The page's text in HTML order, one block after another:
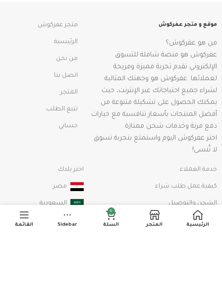
موقع و متجر عفركوش
من هو عفركوش؟
عفركوش هو منصة شاملة للتسوق
الإلكتروني تقدم تجربة مميزة ومريحة
لعملائها. عفركوش هو وجهتك المثالية
لشراء جميع احتياجاتك عبر الإنترنت، حيث
يمكنك الحصول على تشكيلة متنوعة من
أفضل المنتجات بأسعار تنافسية مع خيارات
دفع مرنة وخدمات شحن ممتازة.
اختر عفركوش اليوم واستمتع بتجربة تسوق
لا تُنسى!
متجر عفركوش
الرئيسية
من نحن
اتصل بنا
المتجر
تتبع الطلب
حسابي
خدمة العملاء
كيفية عمل طلب شراء
الشحن والتوصيل
الإستبدال و الإسترداد
اختر بلدك
مصر
السعودية
الرئيسية المتجر
0
السلة Sidebar القائمة